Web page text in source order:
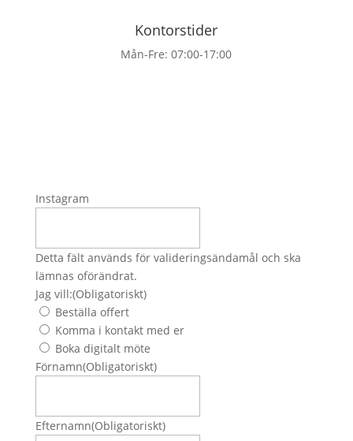
Kontorstider
Mån-Fre: 07:00-17:00
Instagram
Detta fält används för valideringsändamål och ska
lämnas oförändrat.
Jag vill:(Obligatoriskt)
Beställa offert
Komma i kontakt med er
Boka digitalt möte
Förnamn(Obligatoriskt)
Efternamn(Obligatoriskt)